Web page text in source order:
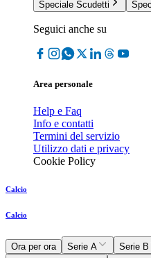
Speciale Scudetti
Seguici anche su
Area personale
Help e Faq
Info e contatti
Termini del servizio
Utilizzo dati e privacy
Cookie Policy
Calcio
Calcio
Ora per ora Serie A Serie B